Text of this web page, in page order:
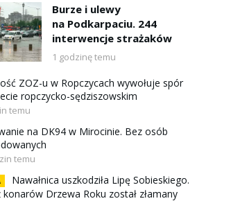
Burze i ulewy
na Podkarpaciu. 244
interwencje strażaków
1 godzinę temu
ZOZ-u w Ropczycach wywołuje spór
ropczycko-sędziszowskim
temu
na DK94 w Mirocinie. Bez osób
temu
Nawałnica uszkodziła Lipę Sobieskiego.
konarów Drzewa Roku został złamany